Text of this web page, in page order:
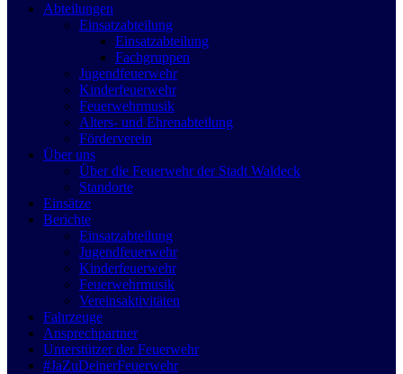
Abteilungen
Einsatzabteilung
Einsatzabteilung
Fachgruppen
Jugendfeuerwehr
Kinderfeuerwehr
Feuerwehrmusik
Alters- und Ehrenabteilung
Förderverein
Über uns
Über die Feuerwehr der Stadt Waldeck
Standorte
Einsätze
Berichte
Einsatzabteilung
Jugendfeuerwehr
Kinderfeuerwehr
Feuerwehrmusik
Vereinsaktivitäten
Fahrzeuge
Ansprechpartner
Unterstützer der Feuerwehr
#JaZuDeinerFeuerwehr